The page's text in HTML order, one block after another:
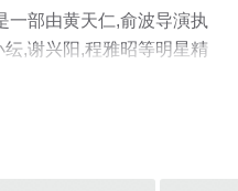
一部由黄天仁,俞波导演执
,谢兴阳,程雅昭等明星精
局剧情已揭晓（全30
瓣电视剧、电视猫或剧